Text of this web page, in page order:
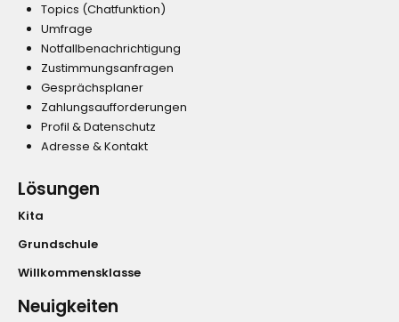
Topics (Chatfunktion)
Umfrage
Notfallbenachrichtigung
Zustimmungsanfragen
Gesprächsplaner
Zahlungsaufforderungen
Profil & Datenschutz
Adresse & Kontakt
Lösungen
Kita
Grundschule
Willkommensklasse
Neuigkeiten